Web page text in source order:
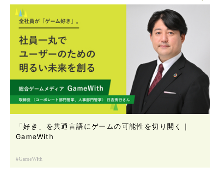
「好き」を共通言語にゲームの可能性を切り開く｜
GameWith
GameWith